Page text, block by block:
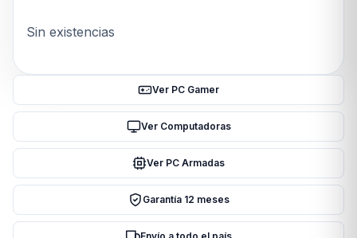
Sin existencias
Ver PC Gamer
Ver Computadoras
Ver PC Armadas
Garantía 12 meses